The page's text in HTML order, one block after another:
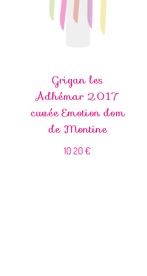
Grigan les
Adhémar 2017
cuvée Emotion dom
de Montine
10.20 €